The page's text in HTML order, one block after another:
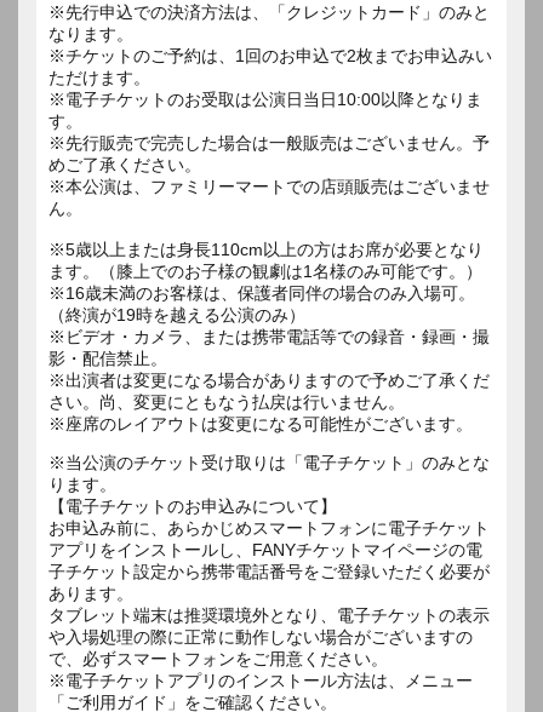
※先行申込での決済方法は、「クレジットカード」のみと
なります。
※チケットのご予約は、1回のお申込で2枚までお申込みい
ただけます。
※電子チケットのお受取は公演日当日10:00以降となりま
す。
※先行販売で完売した場合は一般販売はございません。予
めご了承ください。
※本公演は、ファミリーマートでの店頭販売はございませ
ん。
※5歳以上または身長110cm以上の方はお席が必要となり
ます。（膝上でのお子様の観劇は1名様のみ可能です。）
※16歳未満のお客様は、保護者同伴の場合のみ入場可。
（終演が19時を越える公演のみ）
※ビデオ・カメラ、または携帯電話等での録音・録画・撮
影・配信禁止。
※出演者は変更になる場合がありますので予めご了承くだ
さい。尚、変更にともなう払戻は行いません。
※座席のレイアウトは変更になる可能性がございます。
※当公演のチケット受け取りは「電子チケット」のみとな
ります。
【電子チケットのお申込みについて】
お申込み前に、あらかじめスマートフォンに電子チケット
アプリをインストールし、FANYチケットマイページの電
子チケット設定から携帯電話番号をご登録いただく必要が
あります。
タブレット端末は推奨環境外となり、電子チケットの表示
や入場処理の際に正常に動作しない場合がございますの
で、必ずスマートフォンをご用意ください。
※電子チケットアプリのインストール方法は、メニュー
「ご利用ガイド」をご確認ください。